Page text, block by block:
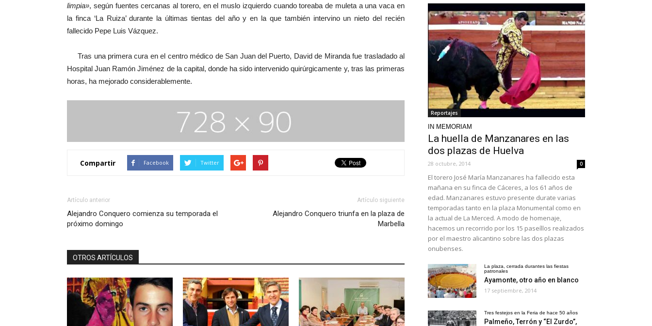
limpia», según fuentes cercanas al torero, en el muslo izquierdo cuando toreaba de muleta a una vaca en
la finca ‘La Ruiza’ durante la últimas tientas del año y en la que también intervino un nieto del recién
fallecido Pepe Luis Vázquez.
Tras una primera cura en el centro médico de San Juan del Puerto, David de Miranda fue trasladado al
Hospital Juan Ramón Jiménez de la capital, donde ha sido intervenido quirúrgicamente y, tras las primeras
horas, ha mejorado considerablemente.
Compartir Facebook Twitter
Artículo anterior
Alejandro Conquero comienza su temporada el
próximo domingo
Artículo siguiente
Alejandro Conquero triunfa en la plaza de
Marbella
OTROS ARTÍCULOS
Reportajes
IN MEMORIAM
La huella de Manzanares en las
dos plazas de Huelva
28 octubre, 2014 0
El torero José María Manzanares ha fallecido esta
mañana en su finca de Cáceres, a los 61 años de
edad. Manzanares estuvo presente durate varias
temporadas tanto en la plaza Monumental como en
la actual de La Merced. A modo de homenaje,
hacemos un recorrido por los 15 paseíllos realizados
por el maestro alicantino sobre las dos plazas
onubenses.
La plaza, cerrada durantes las fiestas
patronales
Ayamonte, otro año en blanco
17 septiembre, 2014
Tres festejos en la Feria de hace 50 años
Palmeño, Terrón y “El Zurdo”,